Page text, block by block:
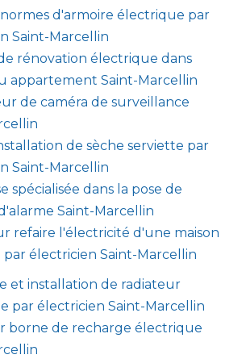
normes d'armoire électrique par
Saint-Marcellin
rénovation électrique dans
appartement Saint-Marcellin
de caméra de surveillance
de sèche serviette par
Saint-Marcellin
spécialisée dans la pose de
Saint-Marcellin
refaire l'électricité d'une maison
par électricien Saint-Marcellin
et installation de radiateur
par électricien Saint-Marcellin
borne de recharge électrique